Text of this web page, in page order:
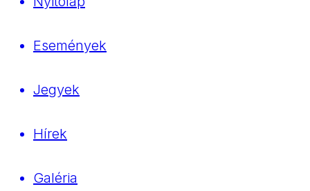
Események
Jegyek
Hírek
Galéria